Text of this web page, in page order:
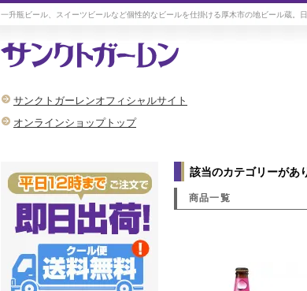
一升瓶ビール、スイーツビールなど個性的なビールを仕掛ける厚木市の地ビール蔵。
サンクトガーレンオフィシャルサイト
オンラインショップトップ
該当のカテゴリーがあ
商品一覧